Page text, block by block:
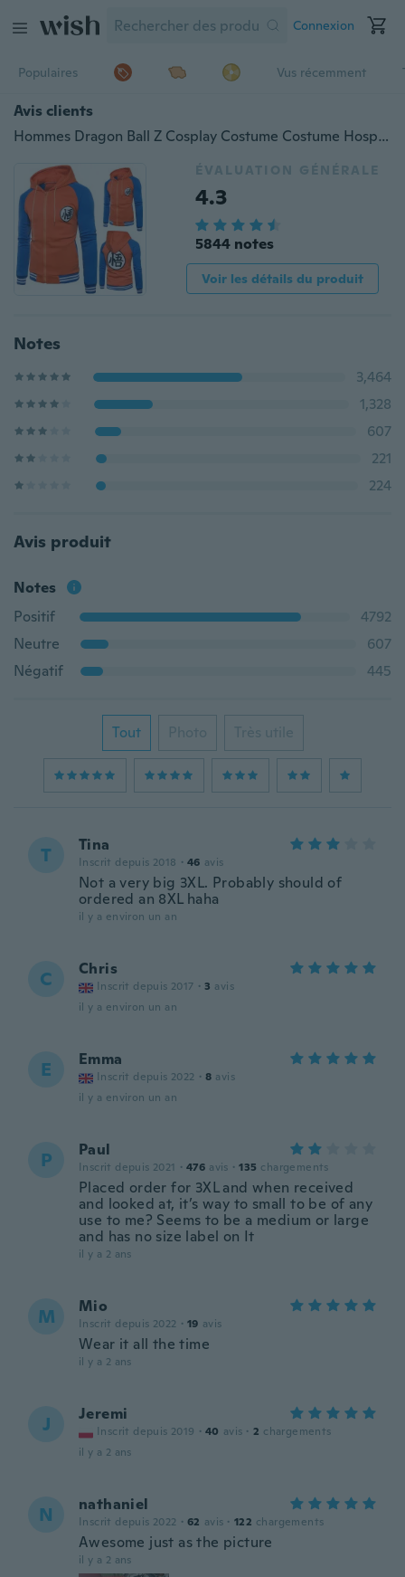
Connexion
Populaires Vus récemment
Avis clients
Hommes Dragon Ball Z Cosplay Costume Costume Hosplay Sweatshirts à capuche Zipper Cardigan Cardigan Goku Kame Symbole Casual Baseball Jacket
ÉVALUATION GÉNÉRALE
4.3
5844 notes
Voir les détails du produit
Notes
3,464
1,328
607
221
224
Avis produit
Notes
Positif
4792
Neutre
607
Négatif
445
Tout Photo Très utile
T Tina
Inscrit depuis 2018 · 46 avis
Not a very big 3XL. Probably should of
ordered an 8XL haha
il y a environ un an
C Chris
Inscrit depuis 2017 · 3 avis
il y a environ un an
E Emma
Inscrit depuis 2022 · 8 avis
il y a environ un an
P Paul
Inscrit depuis 2021 · 476 avis · 135 chargements
Placed order for 3XL and when received
and looked at, it’s way to small to be of any
use to me? Seems to be a medium or large
and has no size label on It
il y a 2 ans
M Mio
Inscrit depuis 2022 · 19 avis
Wear it all the time
il y a 2 ans
J Jeremi
Inscrit depuis 2019 · 40 avis · 2 chargements
il y a 2 ans
N nathaniel
Inscrit depuis 2022 · 62 avis · 122 chargements
Awesome just as the picture
il y a 2 ans